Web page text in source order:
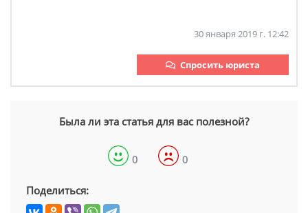
30 января 2019 г. 12:42
Спросить юриста
Была ли эта статья для вас полезной?
0 0
Поделиться: